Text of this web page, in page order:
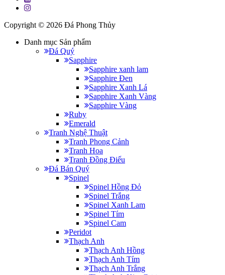
Copyright © 2026 Đá Phong Thủy
Danh mục Sản phẩm
Đá Quý
Sapphire
Sapphire xanh lam
Sapphire Đen
Sapphire Xanh Lá
Sapphire Xanh Vàng
Sapphire Vàng
Ruby
Emerald
Tranh Nghệ Thuật
Tranh Phong Cảnh
Tranh Hoa
Tranh Đồng Điếu
Đá Bán Quý
Spinel
Spinel Hồng Đỏ
Spinel Trắng
Spinel Xanh Lam
Spinel Tím
Spinel Cam
Peridot
Thạch Anh
Thạch Anh Hồng
Thạch Anh Tím
Thạch Anh Trắng